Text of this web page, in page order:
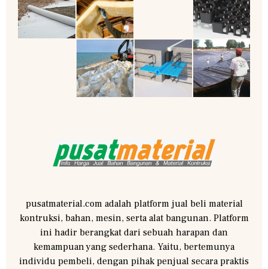
pusatmaterial.com adalah platform jual beli material
kontruksi, bahan, mesin, serta alat bangunan. Platform
ini hadir berangkat dari sebuah harapan dan
kemampuan yang sederhana. Yaitu, bertemunya
individu pembeli, dengan pihak penjual secara praktis